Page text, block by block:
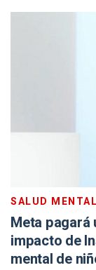
SALUD MENTAL
Meta pagará
impacto de
mental de